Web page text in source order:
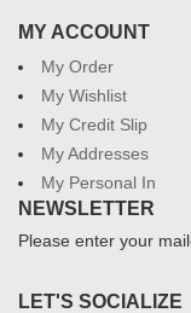
MY ACCOUNT
My Order
My Wishlist
My Credit Slip
My Addresses
My Personal In
NEWSLETTER
Please enter your
LET'S SOCIALIZE